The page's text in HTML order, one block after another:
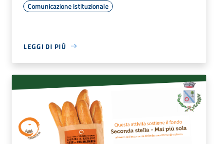
Comunicazione istituzionale
LEGGI DI PIÙ